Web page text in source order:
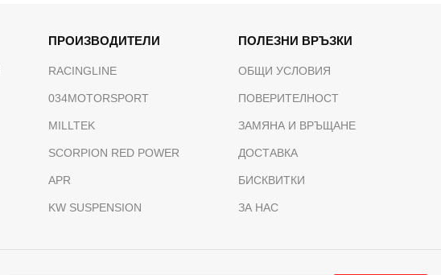
ПРОИЗВОДИТЕЛИ
RACINGLINE
034MOTORSPORT
MILLTEK
SCORPION RED POWER
APR
KW SUSPENSION
ПОЛЕЗНИ ВРЪЗКИ
ОБЩИ УСЛОВИЯ
ПОВЕРИТЕЛНОСТ
ЗАМЯНА И ВРЪЩАНЕ
ДОСТАВКА
БИСКВИТКИ
ЗА НАС